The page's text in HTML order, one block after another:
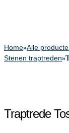
Home»Alle
Stenen traptreden»
Traptrede